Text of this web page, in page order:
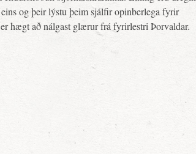
og þeir lýstu þeim sjálfir opinberlega fyrir
hægt að nálgast glærur frá fyrirlestri Þorvaldar.